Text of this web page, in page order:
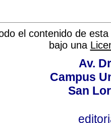
el contenido de
bajo una
Av.
Campus
San